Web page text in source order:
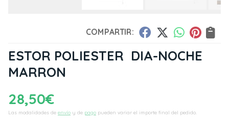
COMPARTIR:
ESTOR POLIESTER DIA-NOCHE
MARRON
28,50€
Las modalidades de envío y de pago pueden variar el importe final del pedido.